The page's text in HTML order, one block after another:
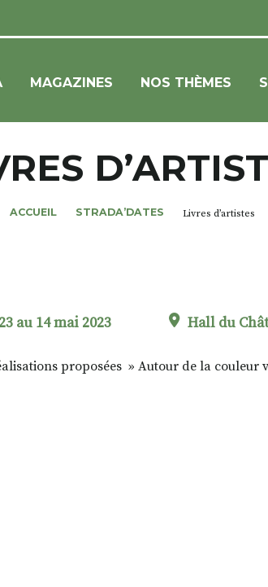
MAGAZINES NOS THÈMES
ACCUEIL STRADA’DATES Livres d’artistes
au 14 mai 2023 Hall du
proposées » Autour de la couleur